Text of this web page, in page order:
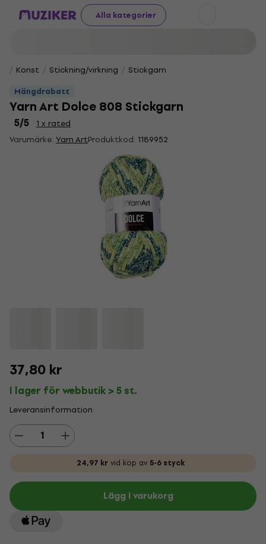
Alla kategorier
Konst Stickning/virkning
Stickgarn
Mängdrabatt
Yarn Art Dolce 808 Stickgarn
5/5
1 x rated
Varumärke: Yarn ArtProduktkod: 1189952
37,80 kr
I lager för webbutik > 5 st.
Leveransinformation
24,97 kr vid köp av 5-6 styck
Lägg i varukorg